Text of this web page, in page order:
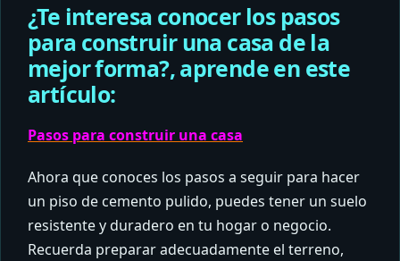
¿Te interesa conocer los pasos
para construir una casa de la
mejor forma?, aprende en este
artículo:
Pasos para construir una casa
Ahora que conoces los pasos a seguir para hacer
un piso de cemento pulido, puedes tener un suelo
resistente y duradero en tu hogar o negocio.
Recuerda preparar adecuadamente el terreno,